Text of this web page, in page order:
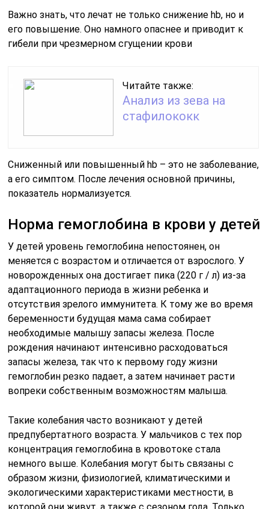
Важно знать, что лечат не только снижение hb, но и
его повышение. Оно намного опаснее и приводит к
гибели при чрезмерном сгущении крови
Читайте также:
Анализ из зева на
стафилококк
Сниженный или повышенный hb – это не заболевание,
а его симптом. После лечения основной причины,
показатель нормализуется.
Норма гемоглобина в крови у детей
У детей уровень гемоглобина непостоянен, он
меняется с возрастом и отличается от взрослого. У
новорожденных она достигает пика (220 г / л) из-за
адаптационного периода в жизни ребенка и
отсутствия зрелого иммунитета. К тому же во время
беременности будущая мама сама собирает
необходимые малышу запасы железа. После
рождения начинают интенсивно расходоваться
запасы железа, так что к первому году жизни
гемоглобин резко падает, а затем начинает расти
вопреки собственным возможностям малыша.
Такие колебания часто возникают у детей
предпубертатного возраста. У мальчиков с тех пор
концентрация гемоглобина в кровотоке стала
немного выше. Колебания могут быть связаны с
образом жизни, физиологией, климатическими и
экологическими характеристиками местности, в